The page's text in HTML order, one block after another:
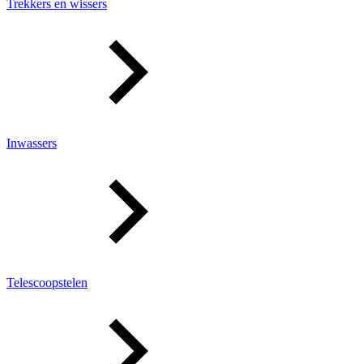
Trekkers en wissers
Inwassers
Telescoopstelen